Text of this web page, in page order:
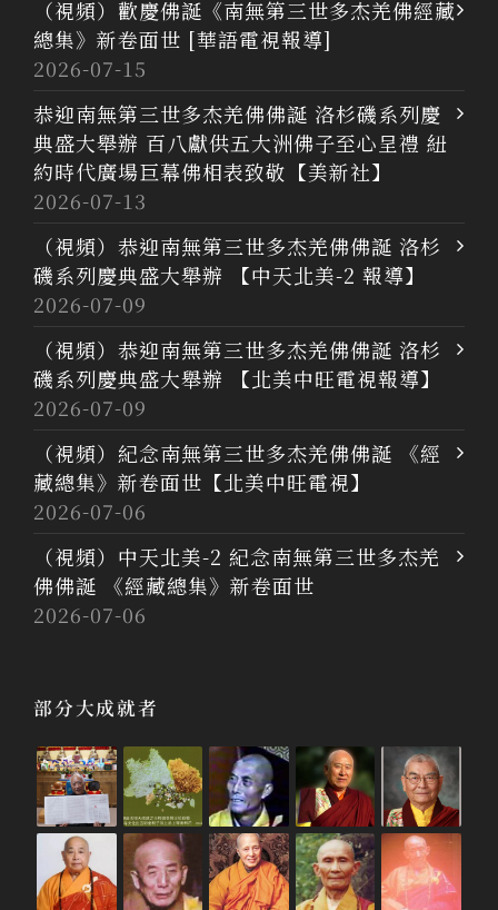
（視頻）歡慶佛誕《南無第三世多杰羌佛經藏
總集》新卷面世 [華語電視報導]
2026-07-15
恭迎南無第三世多杰羌佛佛誕 洛杉磯系列慶
典盛大舉辦 百八獻供五大洲佛子至心呈禮 紐
約時代廣場巨幕佛相表致敬【美新社】
2026-07-13
（視頻）恭迎南無第三世多杰羌佛佛誕 洛杉
磯系列慶典盛大舉辦 【中天北美-2 報導】
2026-07-09
（視頻）恭迎南無第三世多杰羌佛佛誕 洛杉
磯系列慶典盛大舉辦 【北美中旺電視報導】
2026-07-09
（視頻）紀念南無第三世多杰羌佛佛誕 《經
藏總集》新卷面世【北美中旺電視】
2026-07-06
（視頻）中天北美-2 紀念南無第三世多杰羌
佛佛誕 《經藏總集》新卷面世
2026-07-06
部分大成就者